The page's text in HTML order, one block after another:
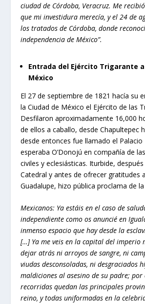
ciudad de Córdoba, Veracruz. Me
que mi investidura merecía, y el 24 de
los tratados de Córdoba, donde
independencia de México”.
Entrada del Ejército Trigarante a
México
El 27 de septiembre de 1821 hacía su
la Ciudad de México el Ejército de las
Desfilaron aproximadamente 16,000
de ellos a caballo, desde Chapultepec
desde entonces fue llamado el Palacio
esperaba O’Donojú en compañía de
civiles y eclesiásticas. Iturbide,
Catedral y antes de ofrecer gratitudes
Guadalupe, hizo pública proclama de
Mexicanos: Ya estáis en el caso de
independiente como os anuncié en
inmenso espacio que hay desde la
[…] Ya me veis en la capital del imperio
dejar atrás ni arroyos de sangre, ni
viudas desconsoladas, ni desgraciados
maldiciones al asesino de su padre;
recorridas quedan las principales
reino, y todas uniformadas en la